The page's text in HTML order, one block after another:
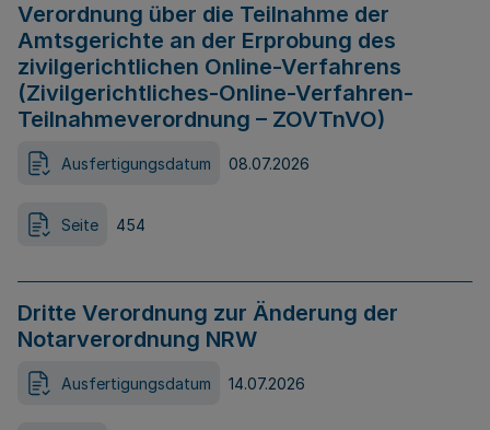
Verordnung über die Teilnahme der
Amtsgerichte an der Erprobung des
zivilgerichtlichen Online-Verfahrens
(Zivilgerichtliches-Online-Verfahren-
Teilnahmeverordnung – ZOVTnVO)
Ausfertigungsdatum 08.07.2026
Seite 454
Dritte Verordnung zur Änderung der
Notarverordnung NRW
Ausfertigungsdatum 14.07.2026